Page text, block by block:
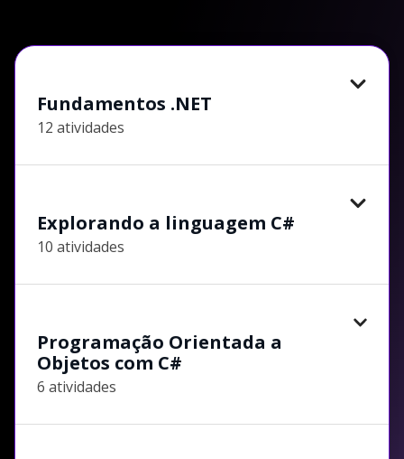
Fundamentos .NET
12 atividades
Explorando a linguagem C#
10 atividades
Programação Orientada a
Objetos com C#
6 atividades